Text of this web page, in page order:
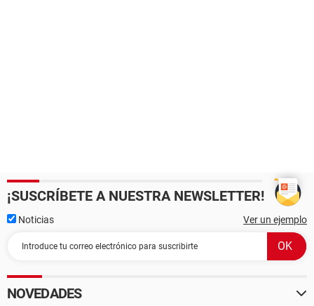
¡SUSCRÍBETE A NUESTRA NEWSLETTER!
Noticias Ver un ejemplo
NOVEDADES